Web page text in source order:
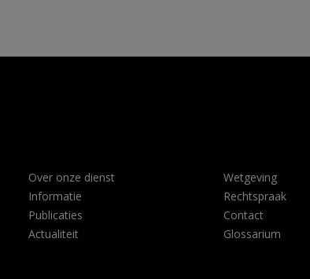
Over onze dienst
Informatie
Publicaties
Actualiteit
Wetgeving
Rechtspraak
Contact
Glossarium